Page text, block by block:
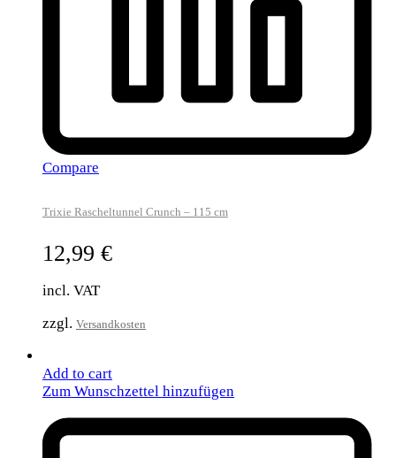
Compare
Trixie Rascheltunnel Crunch – 115 cm
12,99 €
incl. VAT
zzgl. Versandkosten
Add to cart
Zum Wunschzettel hinzufügen